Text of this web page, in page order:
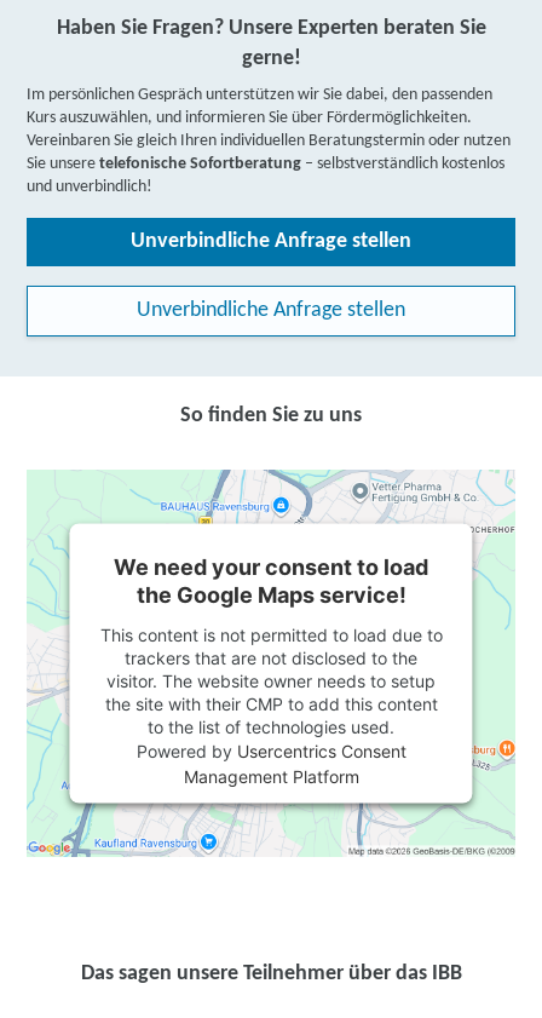
Haben Sie Fragen? Unsere Experten beraten Sie
gerne!
Im persönlichen Gespräch unterstützen wir Sie dabei, den passenden
Kurs auszuwählen, und informieren Sie über Fördermöglichkeiten.
Vereinbaren Sie gleich Ihren individuellen Beratungstermin oder nutzen
Sie unseretelefonische Sofortberatung – selbstverständlich kostenlos
und unverbindlich!
Unverbindliche Anfrage stellen
Unverbindliche Anfrage stellen
So finden Sie zu uns
We need your consent to load
the Google Maps service!
This content is not permitted to load due to
trackers that are not disclosed to the
visitor. The website owner needs to setup
the site with their CMP to add this content
to the list of technologies used.
Powered by Usercentrics Consent
Management Platform
Das sagen unsere Teilnehmer über das IBB